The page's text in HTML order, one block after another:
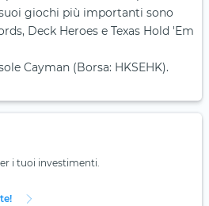
giochi più importanti sono
Deck Heroes e Texas Hold 'Em
Cayman (Borsa: HKSEHK).
i tuoi investimenti.